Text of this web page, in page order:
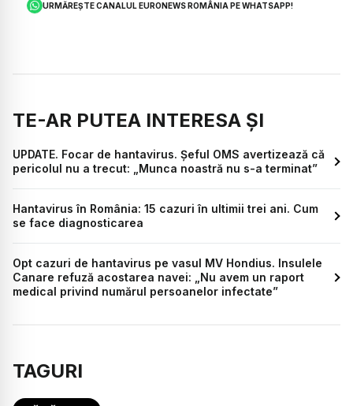
URMĂREȘTE CANALUL EURONEWS ROMÂNIA PE WHATSAPP!
TE-AR PUTEA INTERESA ȘI
UPDATE. Focar de hantavirus. Șeful OMS avertizează că
pericolul nu a trecut: „Munca noastră nu s-a terminat”
Hantavirus în România: 15 cazuri în ultimii trei ani. Cum
se face diagnosticarea
Opt cazuri de hantavirus pe vasul MV Hondius. Insulele
Canare refuză acostarea navei: „Nu avem un raport
medical privind numărul persoanelor infectate”
TAGURI